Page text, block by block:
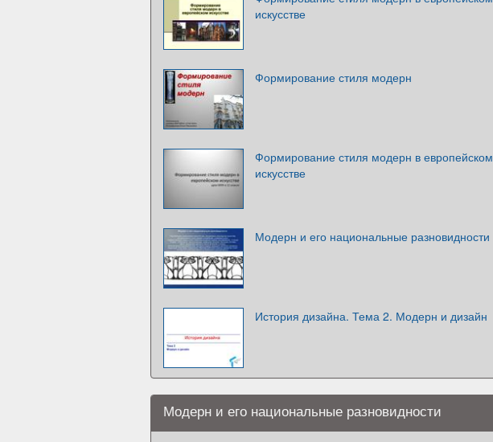
искусстве
Формирование стиля модерн
Формирование стиля модерн в европейском
искусстве
Модерн и его национальные разновидности
История дизайна. Тема 2. Модерн и дизайн
Модерн и его национальные разновидности